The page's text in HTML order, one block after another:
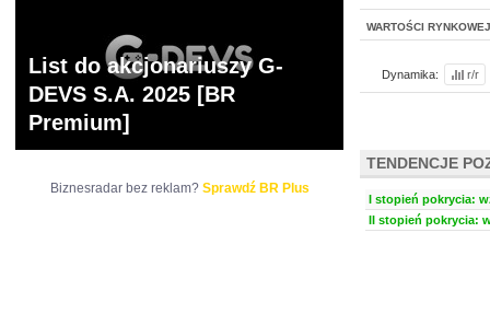
WARTOŚCI RYNKOWEJ
Dynamika: r/r
TENDENCJE
I stopień pokrycia:
II stopień pokrycia:
List do akcjonariuszy G-
DEVS S.A. 2025 [BR
Premium]
Biznesradar bez reklam? Sprawdź BR Plus